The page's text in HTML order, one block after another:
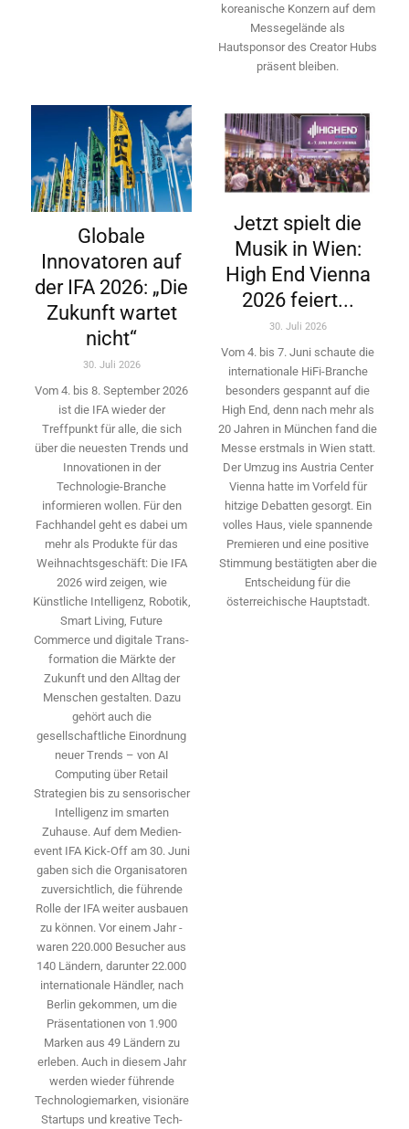
koreanische Konzern auf dem
Messegelände als
Hautsponsor des Creator Hubs
präsent bleiben.
Globale
Innovatoren auf
der IFA 2026: „Die
Zukunft wartet
nicht“
30. Juli 2026
Vom 4. bis 8. September 2026
ist die IFA wieder der
Treffpunkt für alle, die sich
über die neuesten Trends und
Innovationen in der
Technologie-­Branche
informieren wollen. Für den
Fachhandel geht es dabei um
mehr als Produkte für das
Weihnachtsgeschäft: Die IFA
2026 wird ­zeigen, wie
Künstliche Intelligenz, Robotik,
Smart Living, Future
Commerce und digitale Trans­
formation die Märkte der
Zukunft und den Alltag der
Menschen gestalten. Dazu
gehört auch die
gesellschaftliche Einordnung
neuer Trends – von AI
Computing über Retail
Strategien bis zu sensorischer
Intelligenz im smarten
Zuhause. Auf dem Medien­
event IFA Kick-Off am 30. Juni
gaben sich die Organisatoren
zuversichtlich, die führende
Rolle der IFA weiter ausbauen
zu können. Vor einem Jahr ­
waren 220.000 Besucher aus
140 ­Ländern, ­darunter 22.000
internationale Händler, nach
Berlin gekommen, um die
Präsen­tationen von 1.900
Marken aus 49 Ländern zu
erleben. Auch in diesem Jahr
werden wieder führende
Technologiemarken, visionäre
Startups und ­kreative Tech-
Jetzt spielt die
Musik in Wien:
High End Vienna
2026 feiert...
30. Juli 2026
Vom 4. bis 7. Juni schaute die
internationale HiFi-Branche
besonders gespannt auf die
High End, denn nach mehr als
20 Jahren in München fand die
Messe erstmals in Wien statt.
Der Umzug ins Austria Center
Vienna hatte im Vorfeld für
hitzige Debatten gesorgt. Ein
volles Haus, viele spannende
Premieren und eine positive
Stimmung bestätigten aber die
Entscheidung für die
österreichische Hauptstadt.